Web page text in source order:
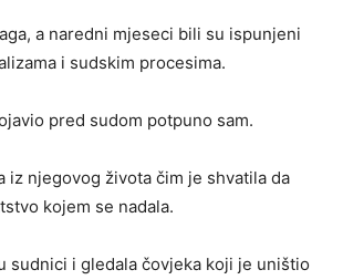
a naredni mjeseci bili su ispunjeni
i sudskim procesima.
pred sudom potpuno sam.
iz njegovog života čim je shvatila da
kojem se nadala.
sudnici i gledala čovjeka koji je uništio